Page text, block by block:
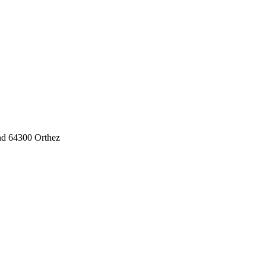
64300 Orthez